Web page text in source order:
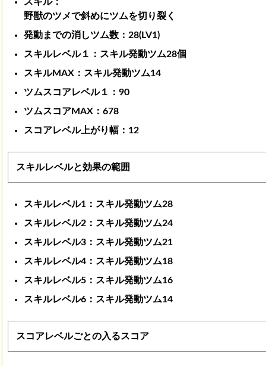
スキル：
野獣のツメで斜めにツムを切り裂く
発動までの消しツム数：28(LV1)
スキルレベル１：スキル発動ツム28個
スキルMAX：スキル発動ツム14
ツムスコアレベル１：90
ツムスコアMAX：678
スコアレベル上がり幅：12
スキルレベルと効果の範囲
スキルレベル1：スキル発動ツム28
スキルレベル2：スキル発動ツム24
スキルレベル3：スキル発動ツム21
スキルレベル4：スキル発動ツム18
スキルレベル5：スキル発動ツム16
スキルレベル6：スキル発動ツム14
スコアレベルごとの入るスコア